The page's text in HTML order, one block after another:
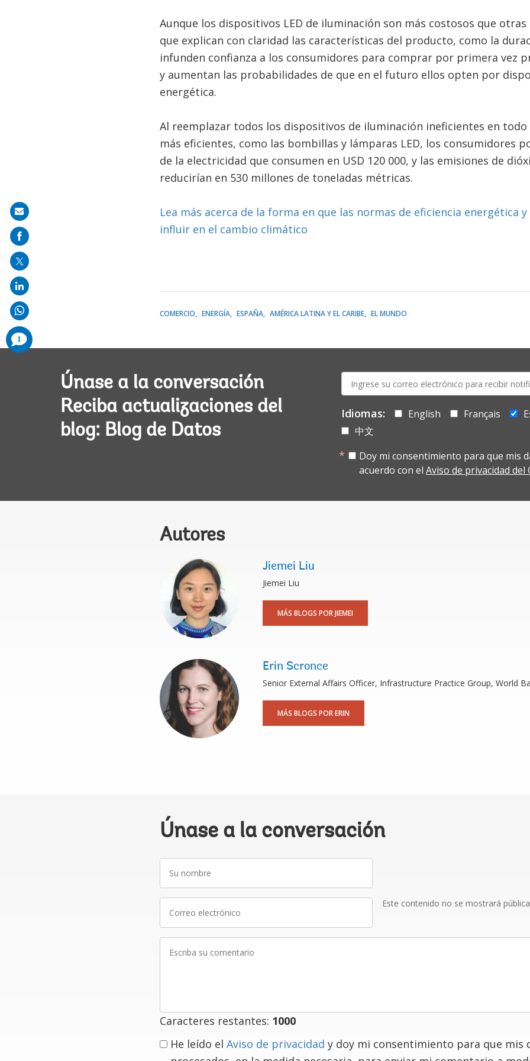
Aunque los dispositivos LED de iluminación son más costosos que
que explican con claridad las características del producto, como la
infunden confianza a los consumidores para comprar por primera vez
y aumentan las probabilidades de que en el futuro ellos opten por
energética.
Al reemplazar todos los dispositivos de iluminación ineficientes en
más eficientes, como las bombillas y lámparas LED, los consumidores
de la electricidad que consumen en USD 120 000, y las emisiones de
reducirían en 530 millones de toneladas métricas.
Lea más acerca de la forma en que las normas de eficiencia energética
influir en el cambio climático
COMERCIO ENERGÍA ESPAÑA AMÉRICA LATINA Y EL CARIBE EL MUNDO
Únase a la conversación
Reciba actualizaciones del
blog: Blog de Datos
mail:
Idiomas: English Français
中文
Doy mi consentimiento para que mis
acuerdo con el Aviso de privacidad
Autores
Jiemei Liu
Jiemei Liu
MÁS BLOGS POR JIEMEI
Erin Scronce
Senior External Affairs Officer, Infrastructure Practice Group, World
MÁS BLOGS POR ERIN
Únase a la conversación
nombre
electrónico
Este contenido no se mostrará
Caracteres restantes: 1000
He leído el Aviso de privacidad y doy mi consentimiento para que mis
Share
on
mail
1
comments
added